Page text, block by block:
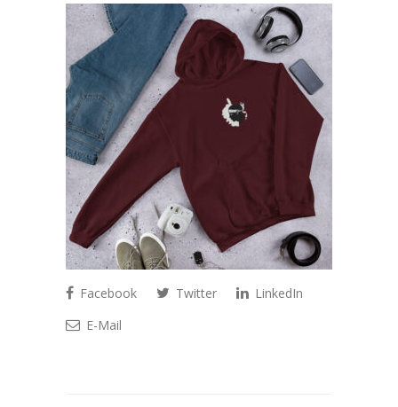
Facebook Twitter
LinkedIn
E-Mail